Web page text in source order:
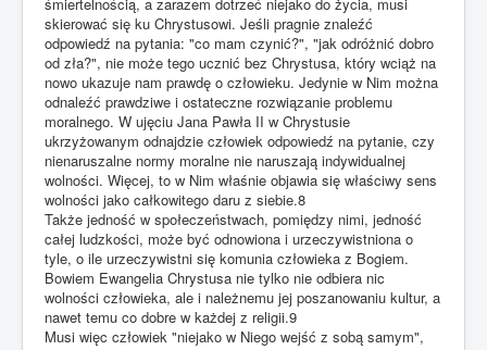
skierować się ku Chrystusowi. Jeśli pragnie znaleźć
odpowiedź na pytania: "co mam czynić?", "jak odróżnić dobro
od zła?", nie może tego ucznić bez Chrystusa, który wciąż na
nowo ukazuje nam prawdę o człowieku. Jedynie w Nim można
odnaleźć prawdziwe i ostateczne rozwiązanie problemu
moralnego. W ujęciu Jana Pawła II w Chrystusie
ukrzyżowanym odnajdzie człowiek odpowiedź na pytanie, czy
nienaruszalne normy moralne nie naruszają indywidualnej
wolności. Więcej, to w Nim właśnie objawia się właściwy sens
wolności jako całkowitego daru z siebie.8
Także jedność w społeczeństwach, pomiędzy nimi, jedność
całej ludzkości, może być odnowiona i urzeczywistniona o
tyle, o ile urzeczywistni się komunia człowieka z Bogiem.
Bowiem Ewangelia Chrystusa nie tylko nie odbiera nic
wolności człowieka, ale i należnemu jej poszanowaniu kultur, a
nawet temu co dobre w każdej z religii.9
Musi więc człowiek "niejako w Niego wejść z sobą samym",